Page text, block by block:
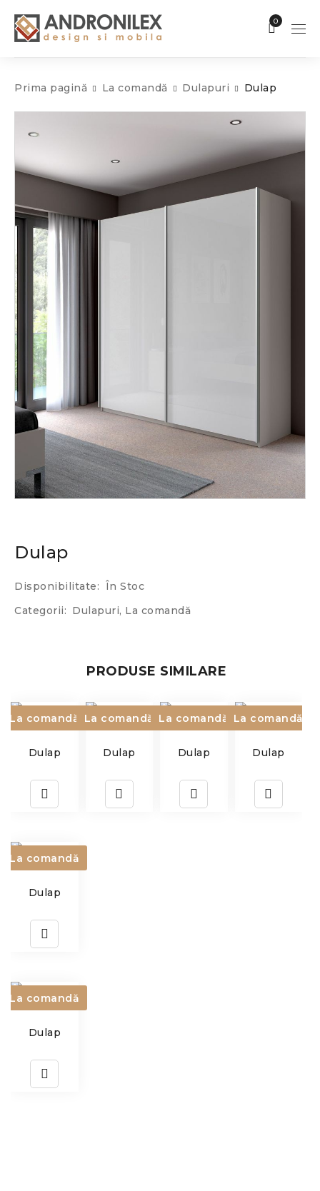
0
Prima pagină La comandă Dulapuri Dulap
Dulap
Disponibilitate: În Stoc
Categorii: Dulapuri, La comandă
PRODUSE SIMILARE
La comandă
Dulap
La comandă
Dulap
La comandă
Dulap
La comandă
Dulap
La comandă
Dulap
La comandă
Dulap